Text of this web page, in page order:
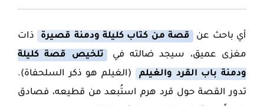
أي باحث عن قصة من كتاب كليلة ودمنة قصيرة
ذات
مغزى عميق، سيجد ضالته في
تلخيص قصة كليلة
ودمنة باب القرد والغيلم
(الغيلم هو ذكر السلحفاة).
تدور القصة حول قرد هرم استُبعد من قطيعه، فصادق